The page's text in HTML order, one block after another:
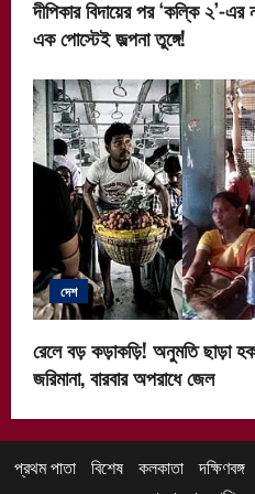
দীপিকার বিদায়ের পর ‘কল্কি ২’-
এক পোস্টেই জল্পনা তুঙ্গে!
দেশ
রেলে বড় কড়াকড়ি! অনুমতি ছাড়া
জরিমানা, বারবার অপরাধে জেল
প্রথম পাতা বিশেষ কলকাতা দক্ষিণবঙ্গ